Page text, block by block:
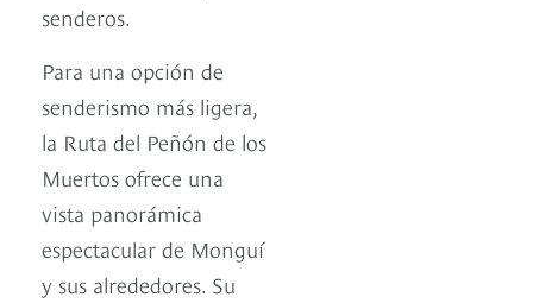
senderos.
Para una opción de
senderismo más ligera,
la Ruta del Peñón de los
Muertos ofrece una
vista panorámica
espectacular de Monguí
y sus alrededores. Su